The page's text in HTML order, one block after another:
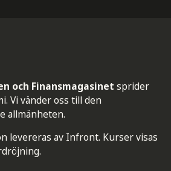
och Finansmagasinet sprider
Vi vänder oss till den
allmänheten.
levereras av Infront. Kurser visas